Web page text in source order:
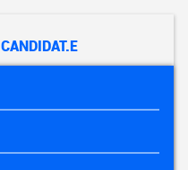
CANDIDAT.E